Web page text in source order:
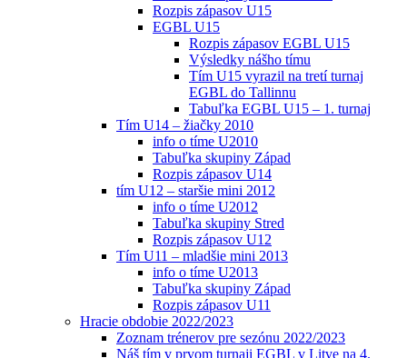
Rozpis zápasov U15
EGBL U15
Rozpis zápasov EGBL U15
Výsledky nášho tímu
Tím U15 vyrazil na tretí turnaj
EGBL do Tallinnu
Tabuľka EGBL U15 – 1. turnaj
Tím U14 – žiačky 2010
info o tíme U2010
Tabuľka skupiny Západ
Rozpis zápasov U14
tím U12 – staršie mini 2012
info o tíme U2012
Tabuľka skupiny Stred
Rozpis zápasov U12
Tím U11 – mladšie mini 2013
info o tíme U2013
Tabuľka skupiny Západ
Rozpis zápasov U11
Hracie obdobie 2022/2023
Zoznam trénerov pre sezónu 2022/2023
Náš tím v prvom turnaji EGBL v Litve na 4.